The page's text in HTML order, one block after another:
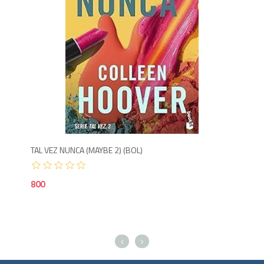
TAL VEZ NUNCA (MAYBE 2) (BOL)
800